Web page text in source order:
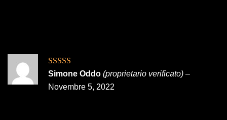
Valutato5su
5
Simone Oddo (proprietario verificato) –
Novembre 5, 2022